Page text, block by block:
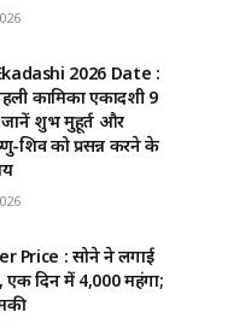
2026 Date :
कामिका एकादशी 9
शुभ मुहूर्त और
शिव को प्रसन्न करने के
Price : सोने ने लगाई
दिन में ₹4,000 महंगा;